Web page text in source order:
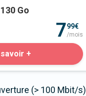
Go
799€
/mois
savoir +
(> 100 Mbit/s)